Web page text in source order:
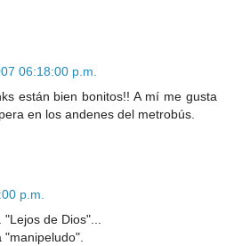
06:18:00 p.m.
están bien bonitos!! A mí me gusta
en los andenes del metrobús.
p.m.
de Dios"...